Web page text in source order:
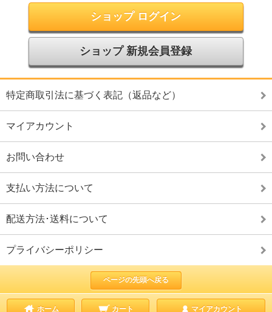
ショップ ログイン
ショップ 新規会員登録
特定商取引法に基づく表記（返品など）
マイアカウント
お問い合わせ
支払い方法について
配送方法･送料について
プライバシーポリシー
ページの先頭へ戻る
ホーム カート マイアカウント